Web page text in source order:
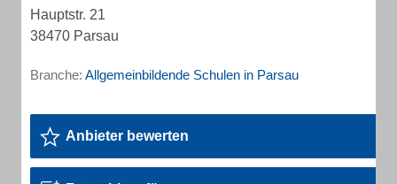
Hauptstr. 21
38470 Parsau
Branche: Allgemeinbildende Schulen in Parsau
Anbieter bewerten